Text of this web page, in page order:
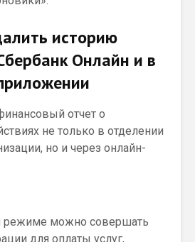
историю
Онлайн и в
отчет о
не только в отделении
но и через онлайн-
режиме можно совершать
для оплаты услуг,